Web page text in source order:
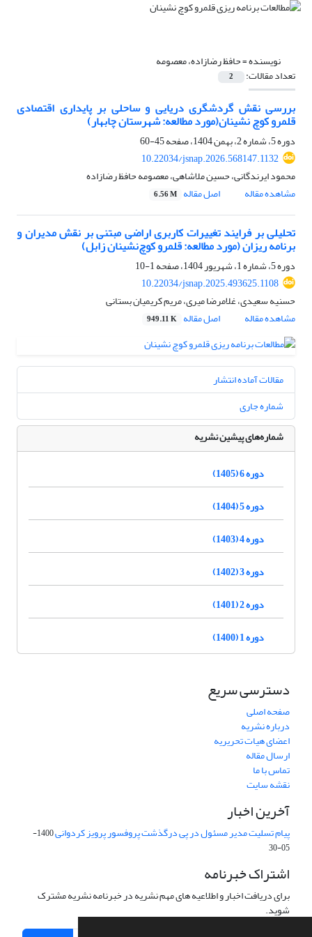
نویسنده =حافظ رضازاده، معصومه
تعداد مقالات: 2
بررسی نقش گردشگری دریایی و ساحلی بر پایداری اقتصادی
قلمرو کوچ ­نشینان(مورد مطالعه: شهرستان چابهار)
دوره 5، شماره 2، بهمن 1404، صفحه
45-60
10.22034/jsnap.2026.568147.1132
محمود ایرندگانی، حسین ملاشاهی، معصومه حافظ رضازاده
مشاهده مقاله
اصل مقاله 6.56 M
تحلیلی بر فرایند تغییرات کاربری اراضی مبتنی بر نقش مدیران و
برنامه ریزان (مورد مطالعه: قلمرو کوچ‌نشینان زابل)
دوره 5، شماره 1، شهریور 1404، صفحه
1-10
10.22034/jsnap.2025.493625.1108
حسنیه سعیدی، غلامرضا میری، مریم کریمیان بستانی
مشاهده مقاله
اصل مقاله 949.11 K
مقالات آماده انتشار
شماره جاری
شماره‌های پیشین نشریه
دوره 6 (1405)
دوره 5 (1404)
دوره 4 (1403)
دوره 3 (1402)
دوره 2 (1401)
دوره 1 (1400)
دسترسی سریع
صفحه اصلی
درباره نشریه
اعضای هیات تحریریه
ارسال مقاله
تماس با ما
نقشه سایت
آخرین اخبار
پیام تسلیت مدیر مسئول در پی درگذشت پروفسور پرویز کردوانی
1400-
05-30
اشتراک خبرنامه
برای دریافت اخبار و اطلاعیه های مهم نشریه در خبرنامه نشریه مشترک
شوید.